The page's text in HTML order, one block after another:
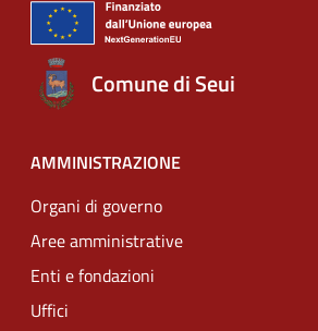
Comune di Seui
AMMINISTRAZIONE
Organi di governo
Aree amministrative
Enti e fondazioni
Uffici